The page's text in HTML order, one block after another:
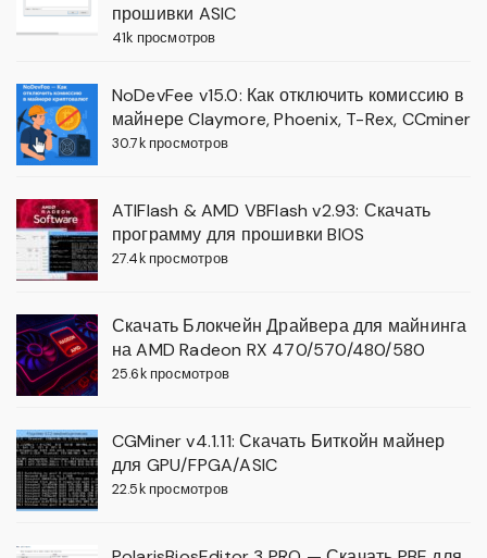
прошивки ASIC
41k просмотров
NoDevFee v15.0: Как отключить комиссию в
майнере Claymore, Phoenix, T-Rex, CCminer
30.7k просмотров
ATIFlash & AMD VBFlash v2.93: Скачать
программу для прошивки BIOS
27.4k просмотров
Скачать Блокчейн Драйвера для майнинга
на AMD Radeon RX 470/570/480/580
25.6k просмотров
CGMiner v4.1.11: Скачать Биткойн майнер
для GPU/FPGA/ASIC
22.5k просмотров